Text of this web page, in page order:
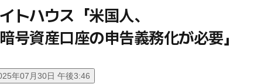
トハウス「米国人、
号資産口座の申告義務化が必要」
年07月30日 午後3:46